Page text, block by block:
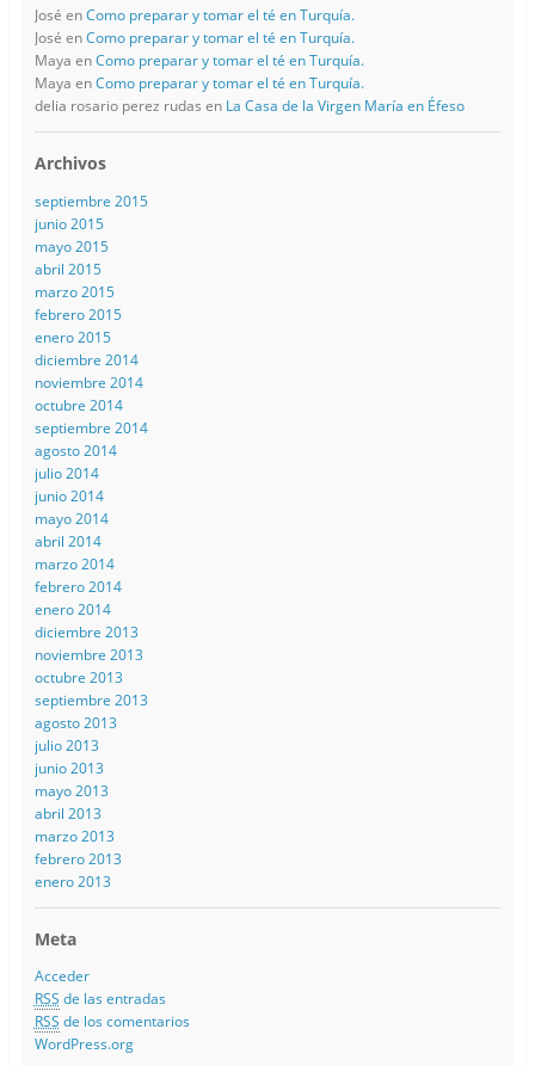
José enComo preparar y tomar el té en Turquía.
José enComo preparar y tomar el té en Turquía.
Maya enComo preparar y tomar el té en Turquía.
Maya enComo preparar y tomar el té en Turquía.
delia rosario perez rudas en La Casa de la Virgen María en Éfeso
Archivos
septiembre 2015
junio 2015
mayo 2015
abril 2015
marzo 2015
febrero 2015
enero 2015
diciembre 2014
noviembre 2014
octubre 2014
septiembre 2014
agosto 2014
julio 2014
junio 2014
mayo 2014
abril 2014
marzo 2014
febrero 2014
enero 2014
diciembre 2013
noviembre 2013
octubre 2013
septiembre 2013
agosto 2013
julio 2013
junio 2013
mayo 2013
abril 2013
marzo 2013
febrero 2013
enero 2013
Meta
Acceder
RSS de las entradas
RSS de los comentarios
WordPress.org